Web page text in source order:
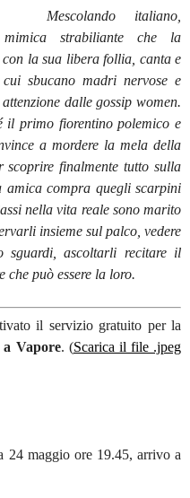
Mescolando italiano,
strabiliante che la
la sua libera follia, canta e
sbucano madri nervose e
dalle gossip women.
il primo fiorentino polemico e
a mordere la mela della
scoprire finalmente tutto sulla
amica compra quegli scarpini
nella vita reale sono marito
insieme sul palco, vedere
sguardi, ascoltarli recitare il
che può essere la loro.
il servizio gratuito per la
a Vapore. (Scarica il file .jpeg
24 maggio ore 19.45, arrivo a